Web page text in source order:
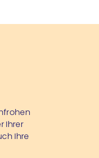
Ihrer
Ihre